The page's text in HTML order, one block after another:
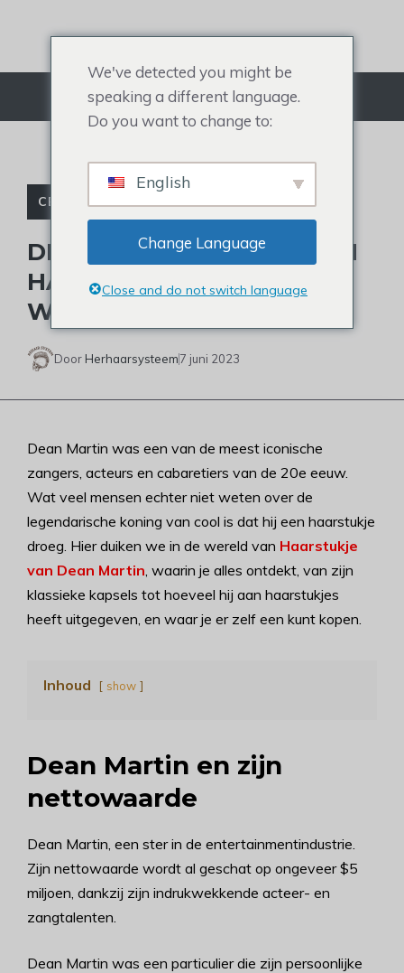
Menu
CELEBRITY TOUPETJE
DEAN MARTIN DRAAG EEN
HAARSTUKJE: IS HET EEN
WAARHEID?
Door Herhaarsysteem7 juni 2023
Dean Martin was een van de meest iconische
zangers, acteurs en cabaretiers van de 20e eeuw.
Wat veel mensen echter niet weten over de
legendarische koning van cool is dat hij een haarstukje
droeg. Hier duiken we in de wereld van Haarstukje
van Dean Martin, waarin je alles ontdekt, van zijn
klassieke kapsels tot hoeveel hij aan haarstukjes
heeft uitgegeven, en waar je er zelf een kunt kopen.
Inhoud show
Dean Martin en zijn
nettowaarde
Dean Martin, een ster in de entertainmentindustrie.
Zijn nettowaarde wordt al geschat op ongeveer $5
miljoen, dankzij zijn indrukwekkende acteer- en
zangtalenten.
Dean Martin was een particulier die zijn persoonlijke
We've detected you might be
speaking a different language.
Do you want to change to:
English
Change Language
Close and do not switch language